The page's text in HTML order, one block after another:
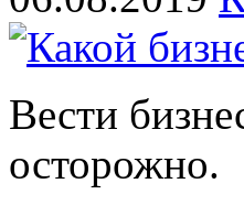
Вести
осторожно.